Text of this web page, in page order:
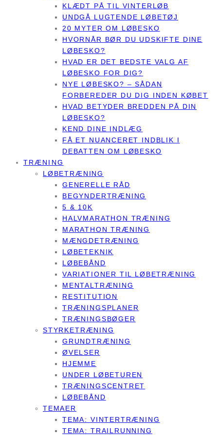
KLÆDT PÅ TIL VINTERLØB
UNDGÅ LUGTENDE LØBETØJ
20 MYTER OM LØBESKO
HVORNÅR BØR DU UDSKIFTE DINE
LØBESKO?
HVAD ER DET BEDSTE VALG AF
LØBESKO FOR DIG?
NYE LØBESKO? – SÅDAN
FORBEREDER DU DIG INDEN KØBET
HVAD BETYDER BREDDEN PÅ DIN
LØBESKO?
KEND DINE INDLÆG
FÅ ET NUANCERET INDBLIK I
DEBATTEN OM LØBESKO
TRÆNING
LØBETRÆNING
GENERELLE RÅD
BEGYNDERTRÆNING
5 & 10K
HALVMARATHON TRÆNING
MARATHON TRÆNING
MÆNGDETRÆNING
LØBETEKNIK
LØBEBÅND
VARIATIONER TIL LØBETRÆNING
MENTALTRÆNING
RESTITUTION
TRÆNINGSPLANER
TRÆNINGSBØGER
STYRKETRÆNING
GRUNDTRÆNING
ØVELSER
HJEMME
UNDER LØBETUREN
TRÆNINGSCENTRET
LØBEBÅND
TEMAER
TEMA: VINTERTRÆNING
TEMA: TRAILRUNNING